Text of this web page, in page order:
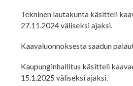
Tekninen lautakunta käsitteli
27.11.2024 väliseksi ajaksi.
Kaavaluonnoksesta saadun
Kaupunginhallitus käsitteli
15.1.2025 väliseksi ajaksi.